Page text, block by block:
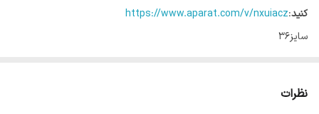
کنید:
https://www.aparat.com/v/nxuiacz
سایز36
عرض ران۲۸
نظرات